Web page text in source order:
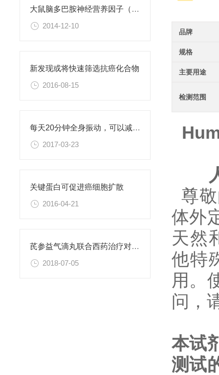
大鼠脑多巴胺神经营养因子（CDNF）ELISA试剂盒
2014-12-10
新发现或将快速筛选抗癌化合物
2016-08-15
每天20分钟全身振动，可以减肥、对抗糖尿病
2017-03-23
关键蛋白可促进癌细胞扩散
2016-04-21
芪参益气滴丸联合西药治疗对稳定型心绞痛患者血清抵抗素水平的影响
2018-07-05
品牌
规格
主要用途
检测范围
尊
体外
天然
他特
用。
问，
本试
测试